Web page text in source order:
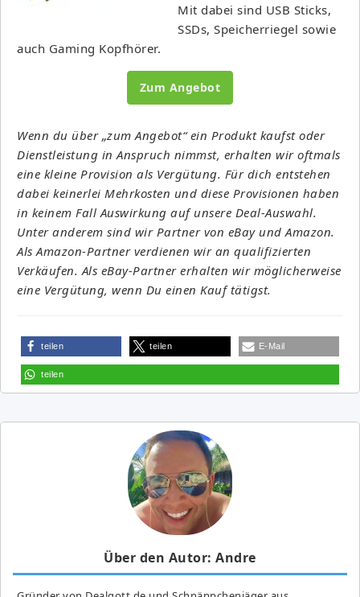
Mit dabei sind USB Sticks,
SSDs, Speicherriegel sowie
auch Gaming Kopfhörer.
Zum Angebot
Wenn du über „zum Angebot“ ein Produkt kaufst oder
Dienstleistung in Anspruch nimmst, erhalten wir oftmals
eine kleine Provision als Vergütung. Für dich entstehen
dabei keinerlei Mehrkosten und diese Provisionen haben
in keinem Fall Auswirkung auf unsere Deal-Auswahl.
Unter anderem sind wir Partner von eBay und Amazon.
Als Amazon-Partner verdienen wir an qualifizierten
Verkäufen. Als eBay-Partner erhalten wir möglicherweise
eine Vergütung, wenn Du einen Kauf tätigst.
teilen teilen E-Mail
teilen
Über den Autor: Andre